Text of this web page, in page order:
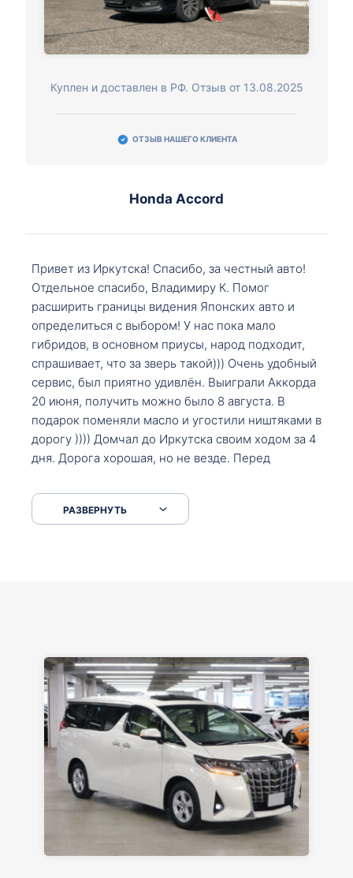
Куплен и доставлен в РФ. Отзыв от 13.08.2025
ОТЗЫВ НАШЕГО КЛИЕНТА
Honda Accord
Привет из Иркутска! Спасибо, за честный авто!
Отдельное спасибо, Владимиру К. Помог
расширить границы видения Японских авто и
определиться с выбором! У нас пока мало
гибридов, в основном приусы, народ подходит,
спрашивает, что за зверь такой))) Очень удобный
сервис, был приятно удивлён. Выиграли Аккорда
20 июня, получить можно было 8 августа. В
подарок поменяли масло и угостили ништяками в
дорогу )))) Домчал до Иркутска своим ходом за 4
дня. Дорога хорошая, но не везде. Перед
серпантинах по пути следования.
РАЗВЕРНУТЬ